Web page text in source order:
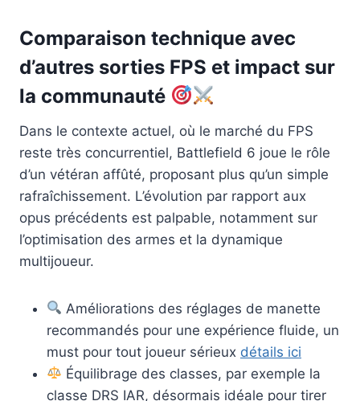
Comparaison technique avec
d’autres sorties FPS et impact sur
la communauté
Dans le contexte actuel, où le marché du FPS
reste très concurrentiel, Battlefield 6 joue le rôle
d’un vétéran affûté, proposant plus qu’un simple
rafraîchissement. L’évolution par rapport aux
opus précédents est palpable, notamment sur
l’optimisation des armes et la dynamique
multijoueur.
Améliorations des réglages de manette
recommandés pour une expérience fluide, un
must pour tout joueur sérieux détails ici
Équilibrage des classes, par exemple la
classe DRS IAR, désormais idéale pour tirer